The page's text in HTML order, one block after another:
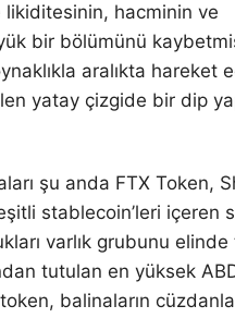
likiditesinin, hacminin ve
bir bölümünü
aralıkta hareket
yatay çizgide bir dip
şu anda FTX Token,
stablecoin’leri içeren
varlık grubunu
tutulan en yüksek
balinaların